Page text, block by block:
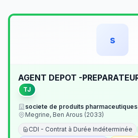
s
AGENT DEPOT -
TJ
societe de produits
Megrine, Ben Arous (2033)
CDI - Contrat à Durée Indéterminée